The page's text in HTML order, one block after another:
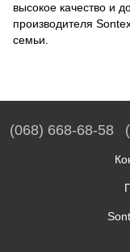
высокое качество и
производителя
семьи.
(068) 668-68-58